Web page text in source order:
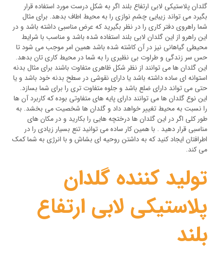
گلدان پلاستیکی لابی ارتفاع بلند اگر به شکل درست مورد استفاده قرار
بگیرد می تواند زیبایی چشم نوازی را به محیط اطاف بدهد. برای مثال
شما راهروی دفتر کاری را در نظر بگیرید که عرض مناسبی داشته باشد و در
این راهرو از این گلدان لابی بلند استفاده شده باشد و مناسب با شرایط
محیطی گیاهانی نیز در آن کاشته شده باشد همین امر موجب می شود تا
حس سر زندگی و طراوت بی نظیری را به شما در محیط کاری تان بدهد.
این گلدان ها می توانند از نظر شکل ظاهری متفاوت باشند برای مثال بدنه
استوانه ای ساده داشته باشد یا دارای نقوشی در سطح بدنه خود باشد و یا
حتی می تواند دارای ضلع باشد و جلوه متفاوت تری را برای شما بسازد.
این نوع گلدان ها می توانند دارای پایه های متفاوتی بوده که کاربرد آن ها
را نسبت به محیط تغییر خواهد داد و گلدان ها شخصیت می بخشد. به
طور کلی اگر در این گلدان ها درختچه هایی را بکارید و در مکان های
مناسبی قرار دهید . با همین کار ساده می توانید تنع بسیار زیادی را در
اطرافتان ایجاد کنید که به داشتن روحیه ای بشاش و با انرژی به شما کمک
می کند.
تولید کننده گلدان
پلاستیکی لابی ارتفاع
بلند